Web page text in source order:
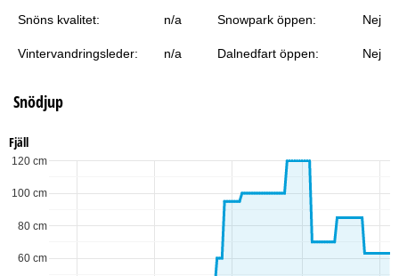
Snöns kvalitet: n/a Snowpark öppen: Nej
Vintervandringsleder: n/a Dalnedfart öppen: Nej
Snödjup
Fjäll
60 cm
80 cm
100 cm
120 cm